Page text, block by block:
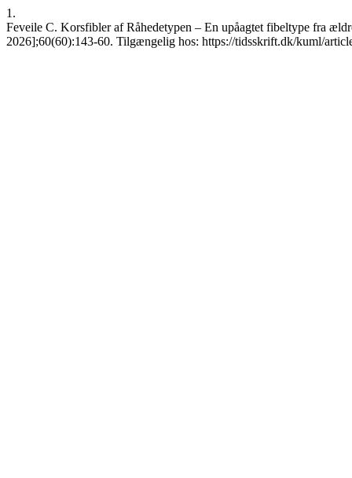
1.
Feveile C. Korsfibler af Råhedetypen – En upåagtet fibeltype fra
2026];60(60):143-60. Tilgængelig hos: https://tidsskrift.dk/kuml/